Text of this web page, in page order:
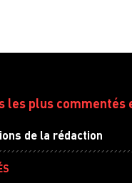
les plus commentés
de la rédaction